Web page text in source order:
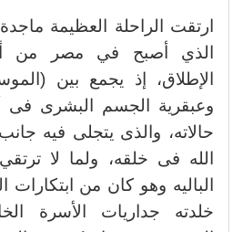
ارتقت الراحلة العظيمة
الذي أصبح في مصر من
الإطلاق، إذ يجمع بين
وعبقرية الجسم البشرى
حالاته، والذى يتجلى فيه
الله فى خلقه، ولما لا
الباليه وهو كان من
خلدته جداريات الأسرة